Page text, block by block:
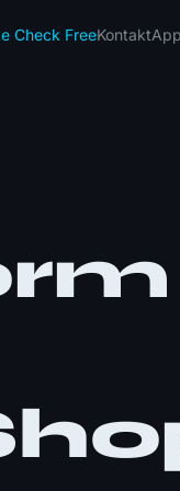
Check FreeKontakt